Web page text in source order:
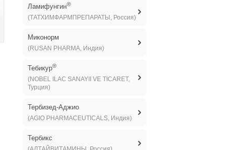
Ламифунгин®
(ТАТХИМФАРМПРЕПАРАТЫ, Россия)
Миконорм
(RUSAN PHARMA, Индия)
Тебикур®
(NOBEL ILAC SANAYII VE TICARET,
Турция)
Тербизед-Аджио
(AGIO PHARMACEUTICALS, Индия)
Тербикс